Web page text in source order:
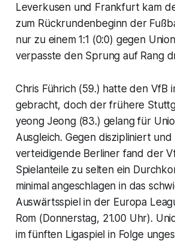
Leverkusen und Frankfurt kam
zum Rückrundenbeginn der
nur zu einem 1:1 (0:0) gegen
verpasste den Sprung auf Rang
Chris Führich (59.) hatte den VfB
gebracht, doch der frühere
yeong Jeong (83.) gelang für
Ausgleich. Gegen diszipliniert
verteidigende Berliner fand der
Spielanteile zu selten ein
minimal angeschlagen in das
Auswärtsspiel in der Europa
Rom (Donnerstag, 21.00 Uhr).
im fünften Ligaspiel in Folge